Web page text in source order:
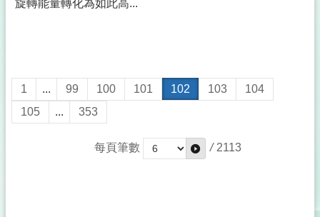
旋轉能量轉化為如此高...
1 ... 99 100 101 102 103
104
105
... 353
每頁筆數 / 2113